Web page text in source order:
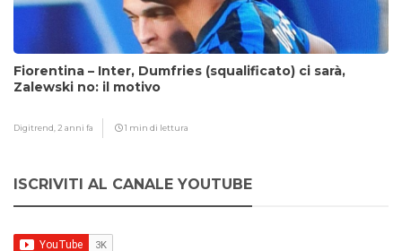
Fiorentina – Inter, Dumfries (squalificato) ci sarà,
Zalewski no: il motivo
Digitrend, 2 anni fa 1 min di lettura
ISCRIVITI AL CANALE YOUTUBE